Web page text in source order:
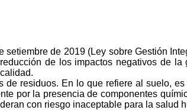
setiembre de 2019 (Ley sobre Gestión
de los impactos negativos de
de residuos. En lo que refiere al suelo, es
por la presencia de componentes
con riesgo inaceptable para la salud